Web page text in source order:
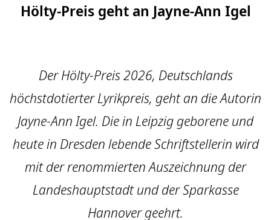
Hölty-Preis geht an Jayne-Ann Igel
Der Hölty-Preis 2026, Deutschlands
höchstdotierter Lyrikpreis, geht an die Autorin
Jayne-Ann Igel. Die in Leipzig geborene und
heute in Dresden lebende Schriftstellerin wird
mit der renommierten Auszeichnung der
Landeshauptstadt und der Sparkasse
Hannover geehrt.